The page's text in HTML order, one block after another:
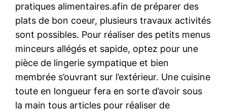
pratiques alimentaires.afin de préparer des
plats de bon coeur, plusieurs travaux activités
sont possibles. Pour réaliser des petits menus
minceurs allégés et sapide, optez pour une
pièce de lingerie sympatique et bien
membrée s’ouvrant sur l’extérieur. Une cuisine
toute en longueur fera en sorte d’avoir sous
la main tous articles pour réaliser de